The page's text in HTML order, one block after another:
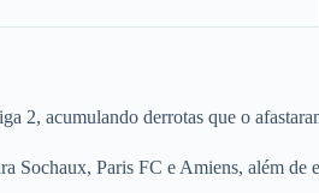
2, acumulando derrotas que o
Sochaux, Paris FC e Amiens, além de